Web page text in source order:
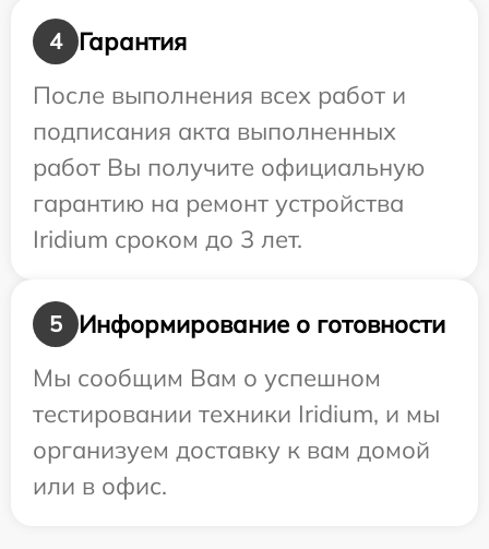
4
Гарантия
После выполнения всех работ и
подписания акта выполненных
работ Вы получите официальную
гарантию на ремонт устройства
Iridium сроком до 3 лет.
5
Информирование о готовности
Мы сообщим Вам о успешном
тестировании техники Iridium, и мы
организуем доставку к вам домой
или в офис.